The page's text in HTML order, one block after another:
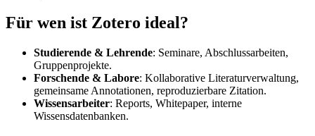
Für wen ist Zotero ideal?
Studierende & Lehrende: Seminare, Abschlussarbeiten,
Gruppenprojekte.
Forschende & Labore: Kollaborative Literaturverwaltung,
gemeinsame Annotationen, reproduzierbare Zitation.
Wissensarbeiter: Reports, Whitepaper, interne
Wissensdatenbanken.